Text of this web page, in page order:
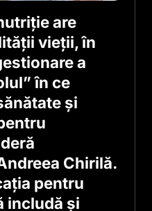
are
vieţii, în
a
în ce
şi
Chirilă.
pentru
includă şi